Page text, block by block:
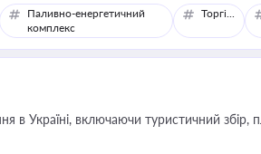
Паливно-енергетичний
комплекс
Торгівля
в Україні, включаючи туристичний збір,